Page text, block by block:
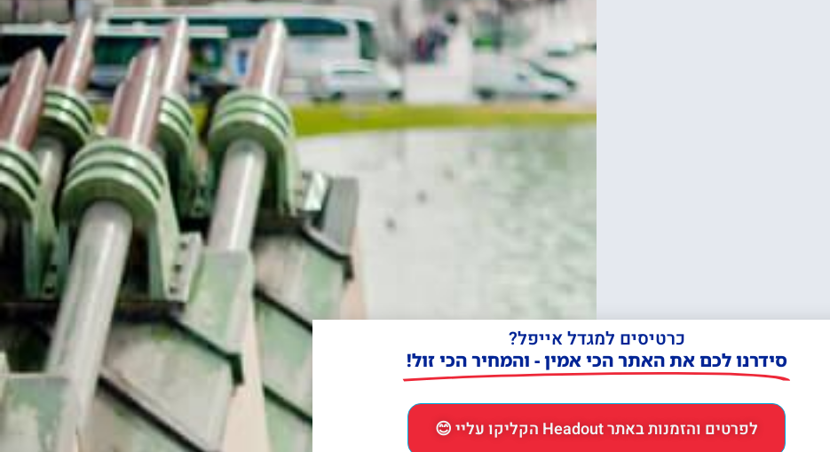
כרטיסים למגדל אייפל?
סידרנו לכם את האתר הכי אמין - והמחיר הכי זול!
לפרטים והזמנות באתר Headout הקליקו עליי 😊